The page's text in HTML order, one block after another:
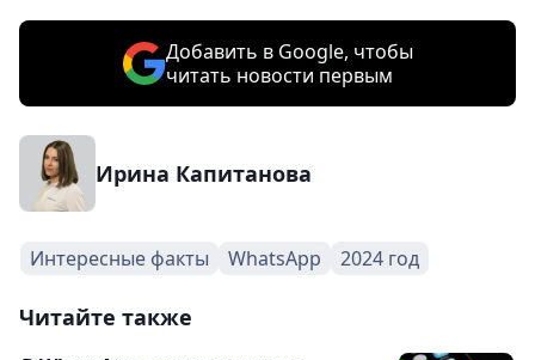
Добавить в Google, чтобы
читать новости первым
Ирина Капитанова
Интересные факты WhatsApp 2024 год
Читайте также